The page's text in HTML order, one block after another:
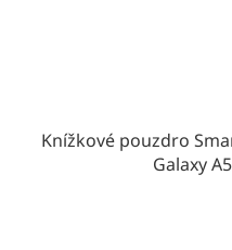
Knížkové pouzdro
Galaxy